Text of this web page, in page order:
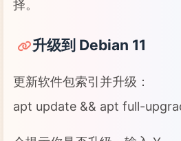
择。
升级到 Debian 11
更新软件包索引并升级：
apt update && apt full-